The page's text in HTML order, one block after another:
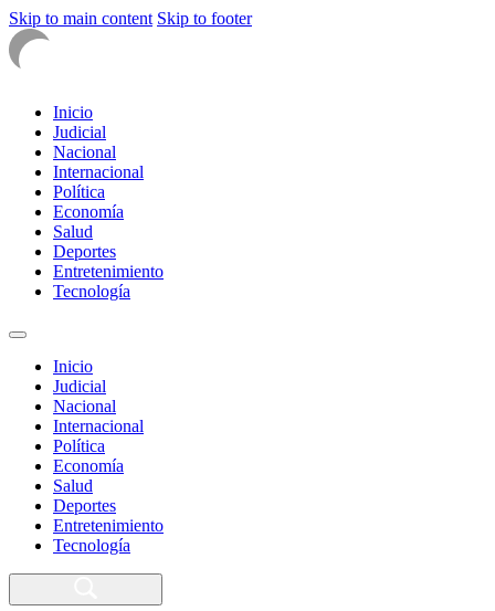
Skip to main content Skip to footer
Inicio
Judicial
Nacional
Internacional
Política
Economía
Salud
Deportes
Entretenimiento
Tecnología
Inicio
Judicial
Nacional
Internacional
Política
Economía
Salud
Deportes
Entretenimiento
Tecnología